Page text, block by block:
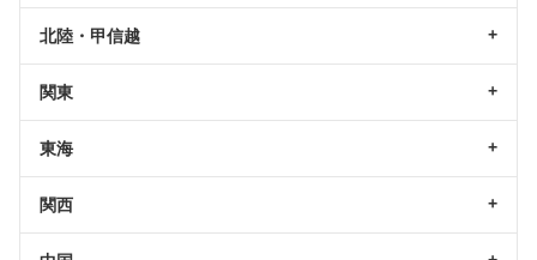
北陸・甲信越
関東
東海
関西